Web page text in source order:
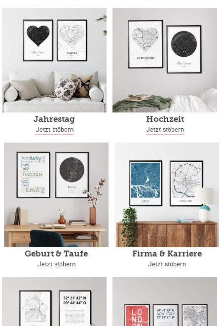
Jahrestag
Jetzt stöbern
Hochzeit
Jetzt stöbern
Geburt & Taufe
Jetzt stöbern
Firma & Karriere
Jetzt stöbern